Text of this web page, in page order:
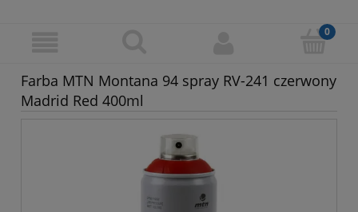
Farba MTN Montana 94 spray RV-241 czerwony
Madrid Red 400ml